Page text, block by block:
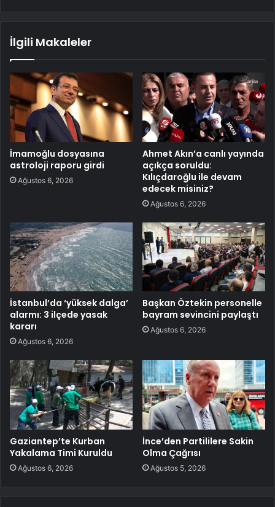
İlgili Makaleler
İmamoğlu dosyasına
astroloji raporu girdi
Ağustos 6, 2026
Ahmet Akın’a canlı yayında
açıkça soruldu:
Kılıçdaroğlu ile devam
edecek misiniz?
Ağustos 6, 2026
İstanbul’da ‘yüksek dalga’
alarmı: 3 ilçede yasak
kararı
Ağustos 6, 2026
Başkan Öztekin personelle
bayram sevincini paylaştı
Ağustos 6, 2026
Gaziantep’te Kurban
Yakalama Timi Kuruldu
Ağustos 6, 2026
İnce’den Partililere Sakin
Olma Çağrısı
Ağustos 5, 2026